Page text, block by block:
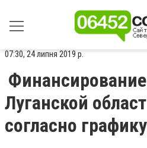
07:30, 24 липня 2019 р.
Луганской
согласно графику